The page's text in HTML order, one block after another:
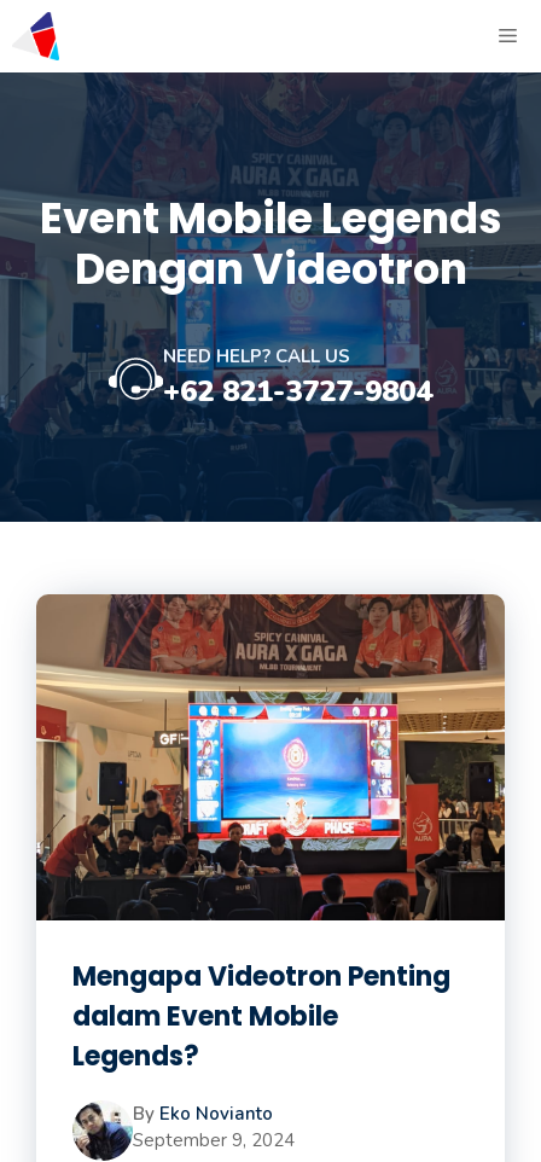
Event Mobile Legends
Dengan Videotron
NEED HELP? CALL US
+62 821-3727-9804
Mengapa Videotron Penting
dalam Event Mobile
Legends?
By Eko Novianto
September 9, 2024